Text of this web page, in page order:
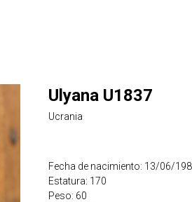
Ulyana U1837
Ucrania
Fecha de nacimiento: 13/06/
Estatura: 170
Peso: 60